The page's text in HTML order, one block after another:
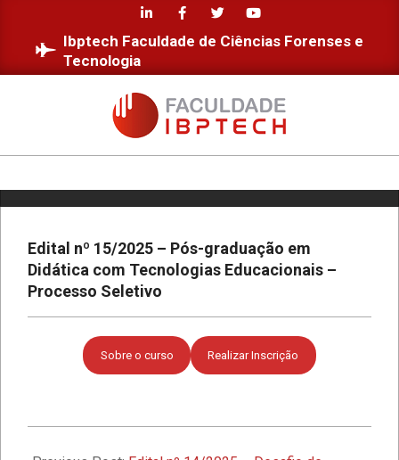
content
Ibptech Faculdade de Ciências Forenses e
Tecnologia
FACULDADE
IBPTECH
MenuEdital nº 15/2025 – Pós-graduação em
Didática com Tecnologias Educacionais –
Processo Seletivo
Sobre o curso Realizar Inscrição
Estudantes da Faculdade IBPTECH
desenvolvem site dedicado à
Educação Digital
Diversidade e Inclusão na Faculdade
IBPTECH
Faculdade IBPTECH: Transformando
Futuros através da Educação de
Faculdade IBPTECH e SBSeg 2023